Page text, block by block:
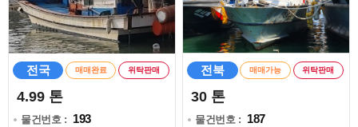
전국 매매완료 위탁판매
4.99 톤
물건번호 : 193
전북 매매가능 위탁판매
30 톤
물건번호 : 187